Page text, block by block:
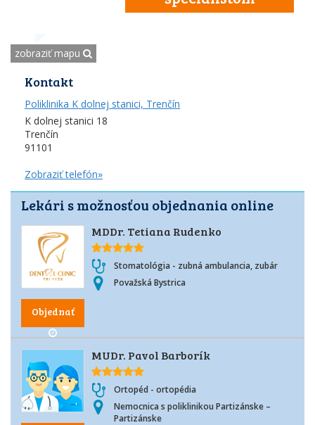
zobraziť mapu
Kontakt
Poliklinika K dolnej stanici, Trenčín
K dolnej stanici 18
Trenčín
91101
Zobraziť telefón»
Lekári s možnosťou objednania online
Objednať
MDDr. Tetiana Rudenko
Stomatológia - zubná ambulancia, zubár
Považská Bystrica
MUDr. Pavol Barborík
Ortopéd - ortopédia
Nemocnica s poliklinikou Partizánske –
Partizánske